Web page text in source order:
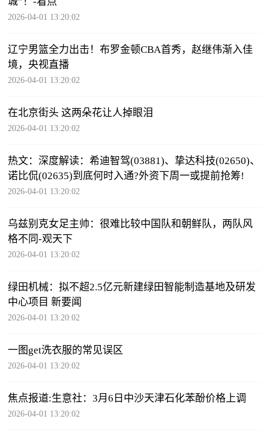
2026-04-01 13:20:02
辽宁男篮全力出击！布罗金顿CBA首秀，赵继伟渐入佳
境，央视直播
2026-04-01 13:20:02
在北京街头 这两朵花让人掉眼泪
2026-04-01 13:20:02
热文：深度解读：希迪智驾(03881)、挚达科技(02650)、
诺比侃(02635)到底何时入通?外资下周一或提前抢筹!
2026-04-01 13:20:02
乌兹别克女足主帅：很难比较中国队和朝鲜队，两队风
格不同-观天下
2026-04-01 13:20:02
绿田机械：拟不超2.5亿元新建绿田智能制造基地及研发
中心项目 新要闻
2026-04-01 13:20:02
一图get洗衣服的常见误区
2026-04-01 13:20:02
焦点报道:生意社：3月6日中沙天津石化苯酚价格上调
2026-04-01 13:20:02